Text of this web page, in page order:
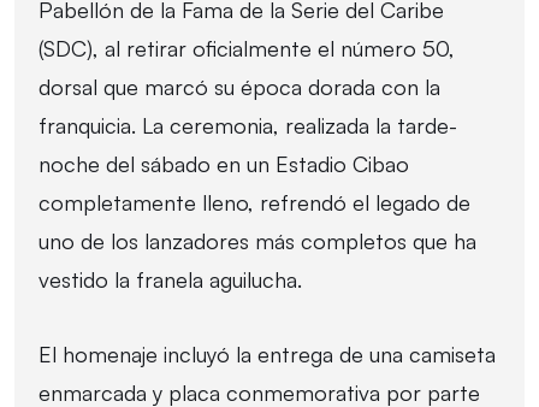
Pabellón de la Fama de la Serie del Caribe
(SDC), al retirar oficialmente el número 50,
dorsal que marcó su época dorada con la
franquicia. La ceremonia, realizada la tarde-
noche del sábado en un Estadio Cibao
completamente lleno, refrendó el legado de
uno de los lanzadores más completos que ha
vestido la franela aguilucha.
El homenaje incluyó la entrega de una camiseta
enmarcada y placa conmemorativa por parte